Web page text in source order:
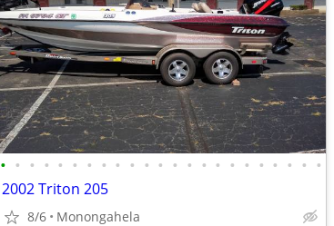
• • • • • • • • • • • • • • • • • • • • • • •
2002 Triton 205
8/6 Monongahela